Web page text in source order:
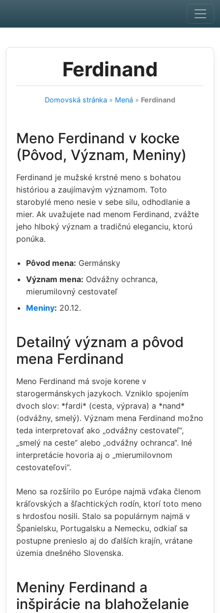
Ferdinand
Domovská stránka » Mená » Ferdinand
Meno Ferdinand v kocke
(Pôvod, Význam, Meniny)
Ferdinand je mužské krstné meno s bohatou
históriou a zaujímavým významom. Toto
starobylé meno nesie v sebe silu, odhodlanie a
mier. Ak uvažujete nad menom Ferdinand, zvážte
jeho hlboký význam a tradičnú eleganciu, ktorú
ponúka.
Pôvod mena: Germánsky
Význam mena: Odvážny ochranca,
mierumilovný cestovateľ
Meniny: 20.12.
Detailný význam a pôvod
mena Ferdinand
Meno Ferdinand má svoje korene v
starogermánskych jazykoch. Vzniklo spojením
dvoch slov: *fardi* (cesta, výprava) a *nand*
(odvážny, smelý). Význam mena Ferdinand možno
teda interpretovať ako „odvážny cestovateľ“,
„smelý na ceste“ alebo „odvážny ochranca“. Iné
interpretácie hovoria aj o „mierumilovnom
cestovateľovi“.
Meno sa rozšírilo po Európe najmä vďaka členom
kráľovských a šľachtických rodín, ktorí toto meno
s hrdosťou nosili. Stalo sa populárnym najmä v
Španielsku, Portugalsku a Nemecku, odkiaľ sa
postupne prenieslo aj do ďalších krajín, vrátane
územia dnešného Slovenska.
Meniny Ferdinand a
inšpirácie na blahoželanie